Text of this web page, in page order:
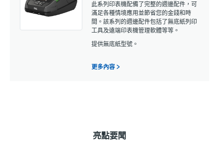
此系列印表機配備了完整的週邊配件，可
滿足各種情境應用並節省您的金錢和時
間。該系列的週邊配件包括了無底紙列印
工具及遠端印表機管理軟體等等。
提供無底紙型號。
更多內容 >
亮點要聞